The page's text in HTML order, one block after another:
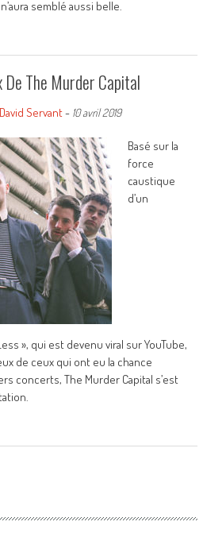
semblé aussi belle.
The Murder Capital
David Servant- 10 avril 2019
Basé sur la
force
caustique
d’un
», qui est devenu viral sur YouTube,
de ceux qui ont eu la chance
concerts, The Murder Capital s’est